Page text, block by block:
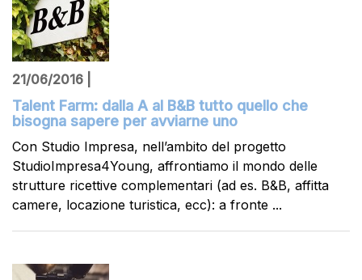
21/06/2016 |
Talent Farm: dalla A al B&B tutto quello che
bisogna sapere per avviarne uno
Con Studio Impresa, nell’ambito del progetto
StudioImpresa4Young, affrontiamo il mondo delle
strutture ricettive complementari (ad es. B&B, affitta
camere, locazione turistica, ecc): a fronte ...